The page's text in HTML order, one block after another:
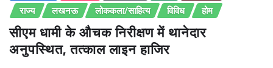
राज्य
लखनऊ लोककला/साहित्य विविध होम
सीएम धामी के औचक निरीक्षण में थानेदार
अनुपस्थित, तत्काल लाइन हाजिर